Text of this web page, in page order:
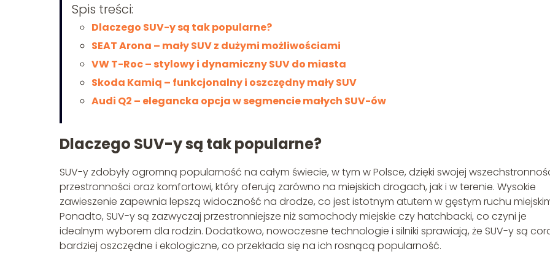
Spis treści:
Dlaczego SUV-y są tak popularne?
SEAT Arona – mały SUV z dużymi możliwościami
VW T-Roc – stylowy i dynamiczny SUV do miasta
Skoda Kamiq – funkcjonalny i oszczędny mały SUV
Audi Q2 – elegancka opcja w segmencie małych SUV-ów
Dlaczego SUV-y są tak popularne?
SUV-y zdobyły ogromną popularność na całym świecie, w tym w Polsce, dzięki swojej
przestronności oraz komfortowi, który oferują zarówno na miejskich drogach, jak i w terenie. Wysokie
zawieszenie zapewnia lepszą widoczność na drodze, co jest istotnym atutem w gęstym ruchu
Ponadto, SUV-y są zazwyczaj przestronniejsze niż samochody miejskie czy hatchbacki, co czyni je
idealnym wyborem dla rodzin. Dodatkowo, nowoczesne technologie i silniki sprawiają, że SUV-y są
bardziej oszczędne i ekologiczne, co przekłada się na ich rosnącą popularność.